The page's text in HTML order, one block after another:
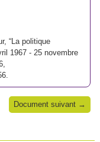
“La politique
1967 - 25 novembre
.
Document suivant →